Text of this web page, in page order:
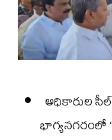
అధికారుల
భాగ్యనగరంలో